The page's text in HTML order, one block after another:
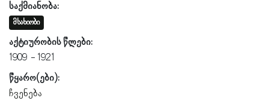
საქმიანობა:
მსახიობი
აქტიურობის წლები:
1909
1921
წყარო(ები):
ჩვენება